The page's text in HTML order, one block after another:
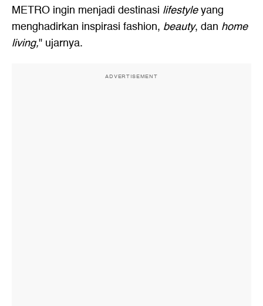
METRO ingin menjadi destinasi lifestyleyang
menghadirkan inspirasi fashion, beauty, dan home
living," ujarnya.
ADVERTISEMENT